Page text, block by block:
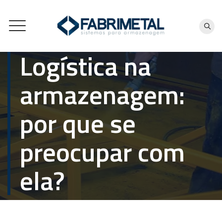
Logística na
armazenagem:
por que se
preocupar com
ela?